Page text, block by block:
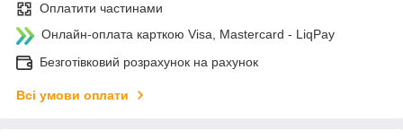
Оплатити частинами
Онлайн-оплата карткою Visa, Mastercard - LiqPay
Безготівковий розрахунок на рахунок
Всі умови оплати